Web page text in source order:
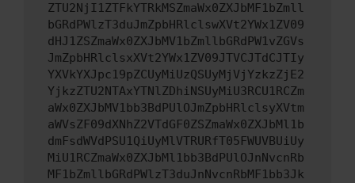
ZTU2NjI1ZTFkYTRkMSZmaWx0ZXJbMF1bZmll
bGRdPWlzT3duJmZpbHRlclswXVt2YWx1ZV09
dHJ1ZSZmaWx0ZXJbMV1bZmllbGRdPW1vZGVs
JmZpbHRlclsxXVt2YWx1ZV09JTVCJTdCJTIy
YXVkYXJpc19pZCUyMiUzQSUyMjVjYzkzZjE2
YjkzZTU2NTAxYTNlZDhiNSUyMiU3RCU1RCZm
aWx0ZXJbMV1bb3BdPUlOJmZpbHRlclsyXVtm
aWVsZF09dXNhZ2VTdGF0ZSZmaWx0ZXJbMl1b
dmFsdWVdPSU1QiUyMlVTRURfT05FWUVBUiUy
MiU1RCZmaWx0ZXJbMl1bb3BdPUlOJnNvcnRb
MF1bZmllbGRdPWlzT3duJnNvcnRbMF1bb3Jk